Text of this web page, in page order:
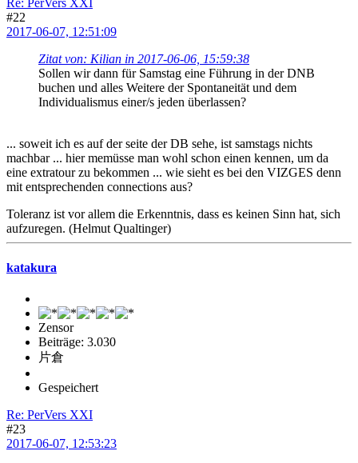
Re: PerVers XXI
#22
2017-06-07, 12:51:09
Zitat von: Kilian in 2017-06-06, 15:59:38
Sollen wir dann für Samstag eine Führung in der DNB
buchen und alles Weitere der Spontaneität und dem
Individualismus einer/s jeden überlassen?
... soweit ich es auf der seite der DB sehe, ist samstags nichts
machbar ... hier memüsse man wohl schon einen kennen, um da
eine extratour zu bekommen ... wie sieht es bei den VIZGES denn
mit entsprechenden connections aus?
Toleranz ist vor allem die Erkenntnis, dass es keinen Sinn hat, sich
aufzuregen. (Helmut Qualtinger)
katakura
Zensor
Beiträge: 3.030
片倉
Gespeichert
Re: PerVers XXI
#23
2017-06-07, 12:53:23